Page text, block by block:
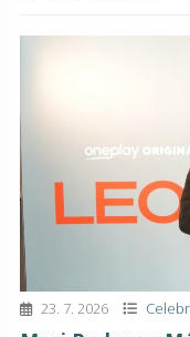
23. 7. 2026